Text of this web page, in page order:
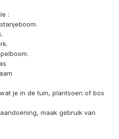
:
je in de tuin, plantsoen of bos
maak gebruik van